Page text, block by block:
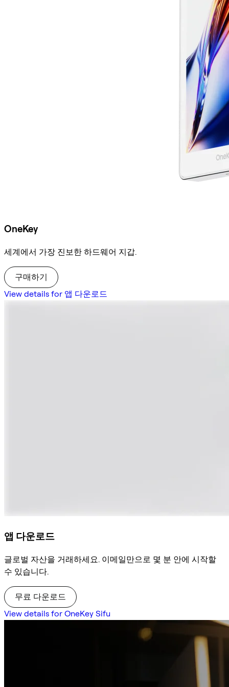
OneKey
세계에서 가장 진보한 하드웨어 지갑.
구매하기
View details for 앱 다운로드
앱 다운로드
글로벌 자산을 거래하세요. 이메일만으로 몇 분 안에 시작할
수 있습니다.
무료 다운로드
View details for OneKey Sifu